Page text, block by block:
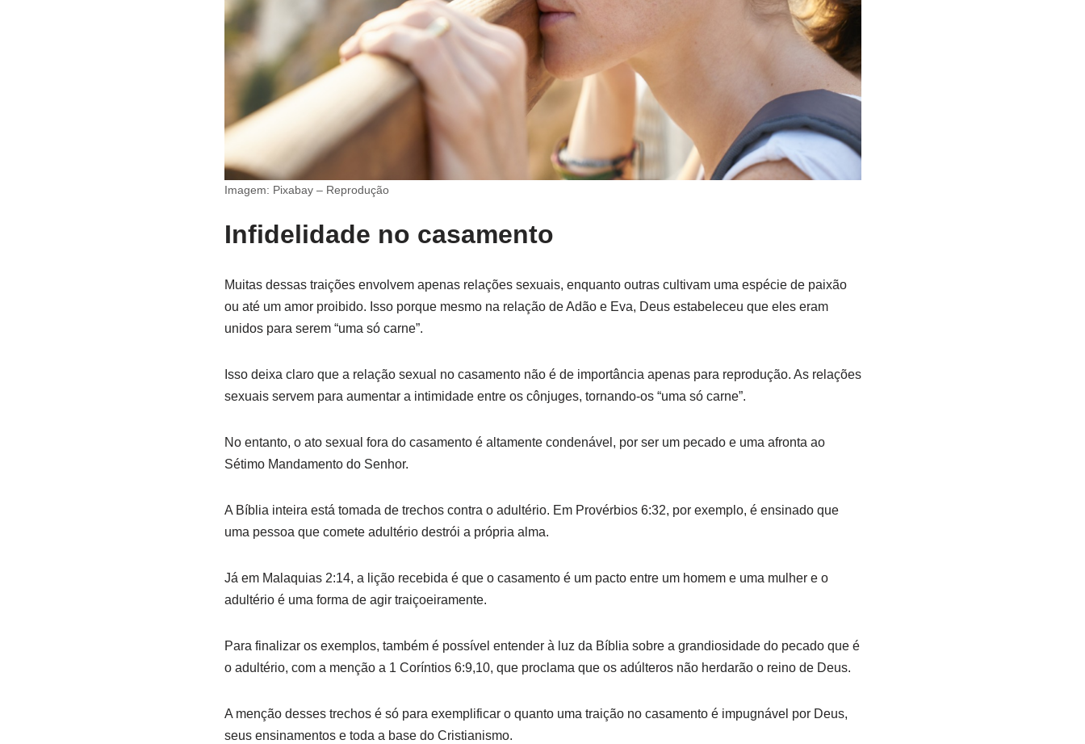
Imagem: Pixabay – Reprodução
Infidelidade no casamento
Muitas dessas traições envolvem apenas relações sexuais, enquanto outras cultivam uma espécie de paixão
ou até um amor proibido. Isso porque mesmo na relação de Adão e Eva, Deus estabeleceu que eles eram
unidos para serem “uma só carne”.
Isso deixa claro que a relação sexual no casamento não é de importância apenas para reprodução. As relações
sexuais servem para aumentar a intimidade entre os cônjuges, tornando-os “uma só carne”.
No entanto, o ato sexual fora do casamento é altamente condenável, por ser um pecado e uma afronta ao
Sétimo Mandamento do Senhor.
A Bíblia inteira está tomada de trechos contra o adultério. Em Provérbios 6:32, por exemplo, é ensinado que
uma pessoa que comete adultério destrói a própria alma.
Já em Malaquias 2:14, a lição recebida é que o casamento é um pacto entre um homem e uma mulher e o
adultério é uma forma de agir traiçoeiramente.
Para finalizar os exemplos, também é possível entender à luz da Bíblia sobre a grandiosidade do pecado que é
o adultério, com a menção a 1 Coríntios 6:9,10, que proclama que os adúlteros não herdarão o reino de Deus.
A menção desses trechos é só para exemplificar o quanto uma traição no casamento é impugnável por Deus,
seus ensinamentos e toda a base do Cristianismo.